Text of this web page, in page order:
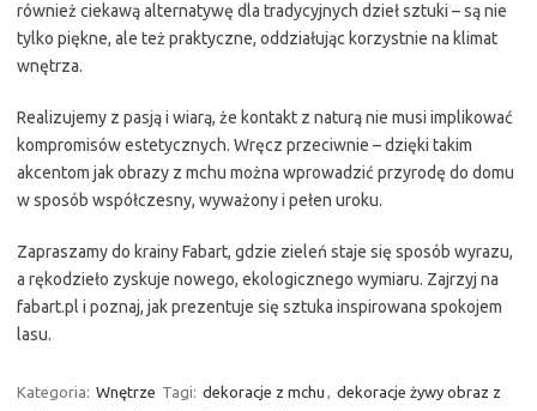
również ciekawą alternatywę dla tradycyjnych dzieł sztuki – są nie
tylko piękne, ale też praktyczne, oddziałując korzystnie na klimat
wnętrza.
Realizujemy z pasją i wiarą, że kontakt z naturą nie musi implikować
kompromisów estetycznych. Wręcz przeciwnie – dzięki takim
akcentom jak obrazy z mchu można wprowadzić przyrodę do domu
w sposób współczesny, wyważony i pełen uroku.
Zapraszamy do krainy Fabart, gdzie zieleń staje się sposób wyrazu,
a rękodzieło zyskuje nowego, ekologicznego wymiaru. Zajrzyj na
fabart.pl i poznaj, jak prezentuje się sztuka inspirowana spokojem
lasu.
Kategoria: Wnętrze Tagi: dekoracje z mchu , dekoracje żywy obraz z